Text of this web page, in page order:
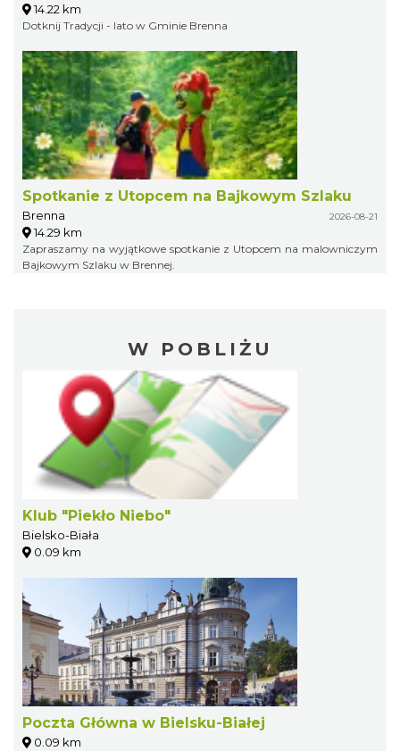
14.22 km
Dotknij Tradycji - lato w Gminie Brenna
Spotkanie z Utopcem na Bajkowym Szlaku
Brenna 2026-08-21
14.29 km
Zapraszamy na wyjątkowe spotkanie z Utopcem na malowniczym
Bajkowym Szlaku w Brennej.
W POBLIŻU
Klub "Piekło Niebo"
Bielsko-Biała
0.09 km
Poczta Główna w Bielsku-Białej
0.09 km